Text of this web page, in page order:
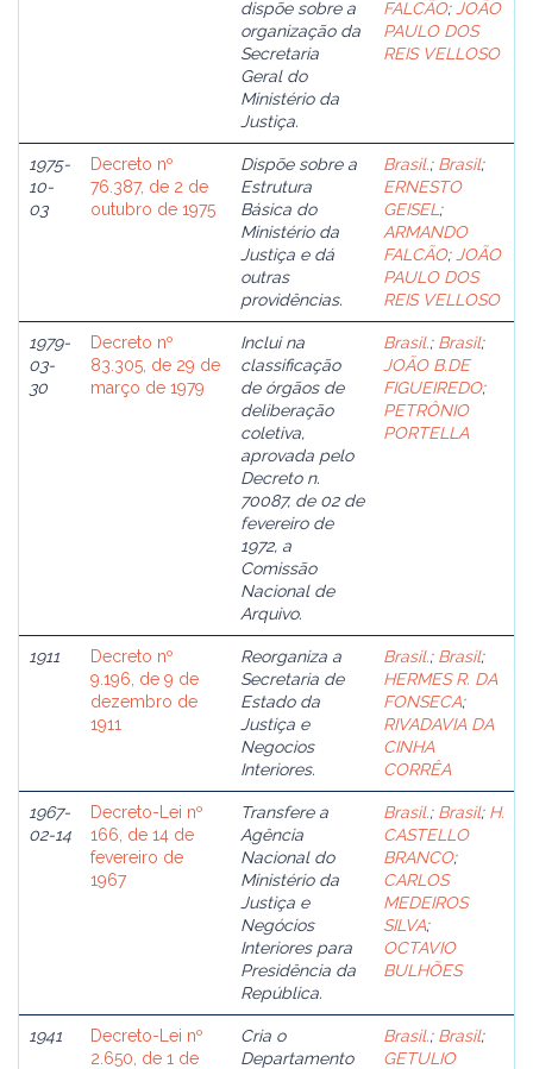
dispõe sobre a
organização da
Secretaria
Geral do
Ministério da
Justiça.
FALCÃO; JOÃO
PAULO DOS
REIS VELLOSO
1975-
10-
03
Decreto nº
76.387, de 2 de
outubro de 1975
Dispõe sobre a
Estrutura
Básica do
Ministério da
Justiça e dá
outras
providências.
Brasil.; Brasil;
ERNESTO
GEISEL ;
ARMANDO
FALCÃO; JOÃO
PAULO DOS
REIS VELLOSO
1979-
03-
30
Decreto nº
83.305, de 29 de
março de 1979
Inclui na
classificação
de órgãos de
deliberação
coletiva,
aprovada pelo
Decreto n.
70087, de 02 de
fevereiro de
1972, a
Comissão
Nacional de
Arquivo.
Brasil.; Brasil;
JOÃO B.DE
FIGUEIREDO;
PETRÔNIO
PORTELLA
1911
Decreto nº
9.196, de 9 de
dezembro de
1911
Reorganiza a
Secretaria de
Estado da
Justiça e
Negocios
Interiores.
Brasil.; Brasil;
HERMES R. DA
FONSECA;
RIVADAVIA DA
CINHA
CORRÊA
1967-
02-14
Decreto-Lei nº
166, de 14 de
fevereiro de
1967
Transfere a
Agência
Nacional do
Ministério da
Justiça e
Negócios
Interiores para
Presidência da
República.
Brasil.; Brasil; H.
CASTELLO
BRANCO;
CARLOS
MEDEIROS
SILVA;
OCTAVIO
BULHÕES
1941
Decreto-Lei nº
2.650, de 1 de
Cria o
Departamento
Brasil.; Brasil;
GETULIO